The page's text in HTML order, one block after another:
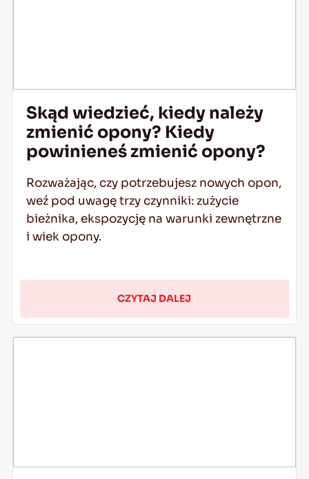
Skąd wiedzieć, kiedy należy
zmienić opony? Kiedy
powinieneś zmienić opony?
Rozważając, czy potrzebujesz nowych opon,
weź pod uwagę trzy czynniki: zużycie
bieżnika, ekspozycję na warunki zewnętrzne
i wiek opony.
CZYTAJ DALEJ